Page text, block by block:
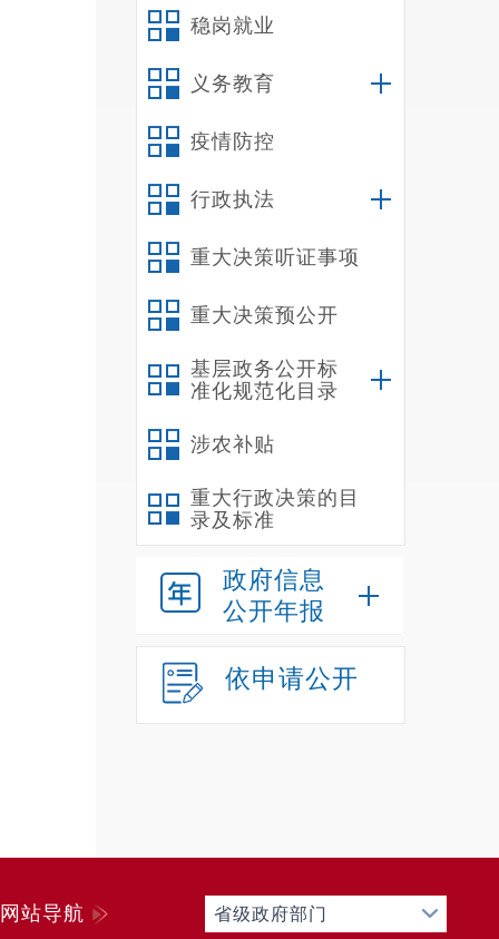
稳岗就业
义务教育
疫情防控
行政执法
重大决策听证事项
重大决策预公开
基层政务公开标
准化规范化目录
涉农补贴
重大行政决策的目
录及标准
政府信息
公开年报
依申请公开
网站导航 省级政府部门